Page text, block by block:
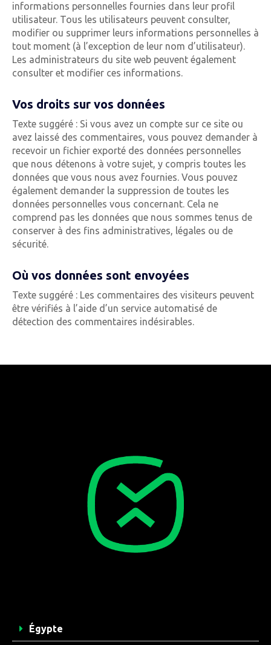
informations personnelles fournies dans leur profil
utilisateur. Tous les utilisateurs peuvent consulter,
modifier ou supprimer leurs informations personnelles à
tout moment (à l’exception de leur nom d’utilisateur).
Les administrateurs du site web peuvent également
consulter et modifier ces informations.
Vos droits sur vos données
Texte suggéré : Si vous avez un compte sur ce site ou
avez laissé des commentaires, vous pouvez demander à
recevoir un fichier exporté des données personnelles
que nous détenons à votre sujet, y compris toutes les
données que vous nous avez fournies. Vous pouvez
également demander la suppression de toutes les
données personnelles vous concernant. Cela ne
comprend pas les données que nous sommes tenus de
conserver à des fins administratives, légales ou de
sécurité.
Où vos données sont envoyées
Texte suggéré : Les commentaires des visiteurs peuvent
être vérifiés à l’aide d’un service automatisé de
détection des commentaires indésirables.
Égypte